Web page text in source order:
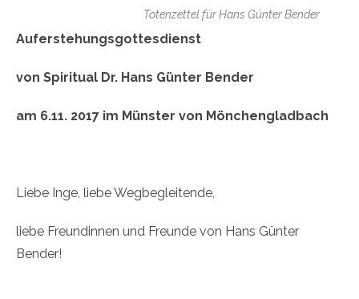
Totenzettel für Hans Günter Bender
Auferstehungsgottesdienst
von Spiritual Dr. Hans Günter Bender
am 6.11. 2017 im Münster von Mönchengladbach
Liebe Inge, liebe Wegbegleitende,
liebe Freundinnen und Freunde von Hans Günter
Bender!